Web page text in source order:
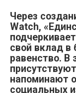
Через
Watch,
свой вклад в
равенство. В
напоминают
социальных